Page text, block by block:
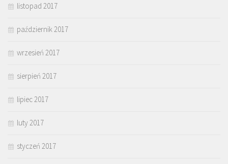
listopad 2017
październik 2017
wrzesień 2017
sierpień 2017
lipiec 2017
luty 2017
styczeń 2017